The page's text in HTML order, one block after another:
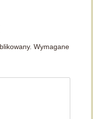
Wymagane